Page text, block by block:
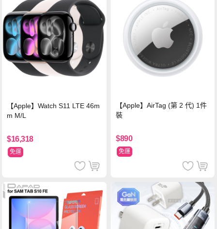
【Apple】Watch S11 LTE 46m
m M/L
$16,318
免運
【Apple】AirTag (第 2 代) 1件
裝
$890
免運